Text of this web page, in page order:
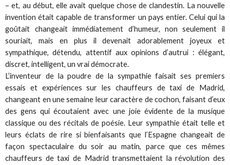
– et, au début, elle avait quelque chose de clandestin. La nouvelle
invention était capable de transformer un pays entier. Celui qui la
goûtait changeait immédiatement d’humeur, non seulement il
souriait, mais en plus il devenait adorablement joyeux et
sympathique, détendu, attentif aux opinions d’autrui : élégant,
discret, intelligent, un vrai démocrate.
L’inventeur de lapoudre de la sympathiefaisait ses premiers
essais et expériences sur les chauffeurs de taxi de Madrid,
changeant en une semaine leur caractère de cochon, faisant d’eux
des gens qui écoutaient avec une joie évidente de la musique
classique ou des récitals de poésie. Leur sympathie était telle et
leurs éclats de rire si bienfaisants que l’Espagne changeait de
façon spectaculaire du soir au matin, parce que ces mêmes
chauffeurs de taxi de Madrid transmettaient la révolution des